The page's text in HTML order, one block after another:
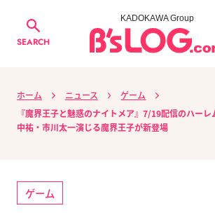
SEARCH
KADOKAWA Group
ホーム ニュース
ゲーム
『魔界王子と魅惑のナイトメア』7/19配信のハー
中祐・市川太一演じる魔界王子が新登場
ゲーム